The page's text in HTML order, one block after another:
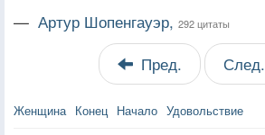
— Артур Шопенгауэр, 292 цитаты
Пред. След.
Женщина Конец Начало Удовольствие